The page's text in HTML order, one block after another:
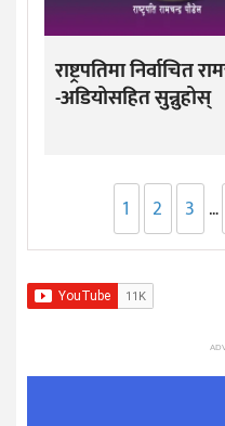
राष्ट्रपतिमा निर्वाचित
-अडियोसहित सुन्नुहोस्
1 2 3 …